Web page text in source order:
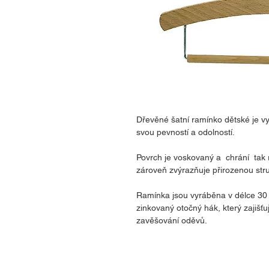
Dřevěné šatní ramínko dětské je
svou pevností a odolností.
Povrch je voskovaný a chrání tak
zároveň zvýrazňuje přirozenou
Ramínka jsou vyráběna v délce
zinkovaný otočný hák, který
zavěšování oděvů.